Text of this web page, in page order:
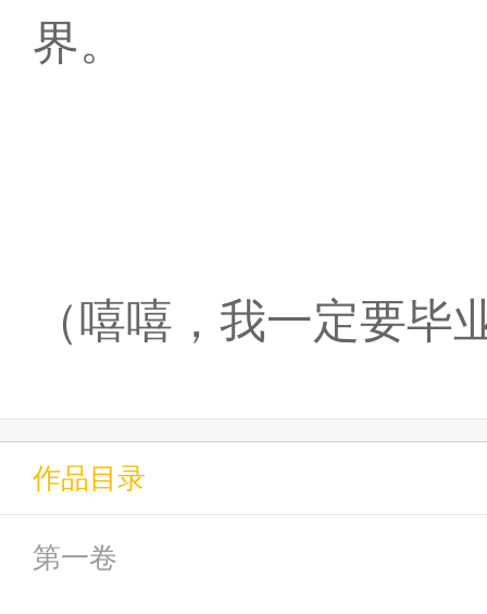
界。
（嘻嘻，我一定要毕
作品目录
第一卷